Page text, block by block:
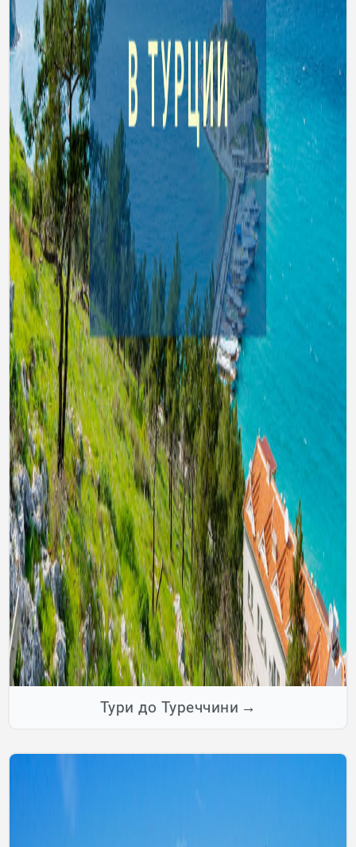
Тури до Туреччини